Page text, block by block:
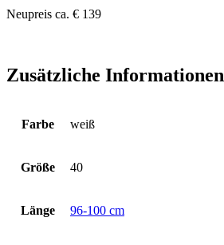
Neupreis ca. € 139
Zusätzliche Informationen
Farbe weiß
Größe 40
Länge 96-100 cm